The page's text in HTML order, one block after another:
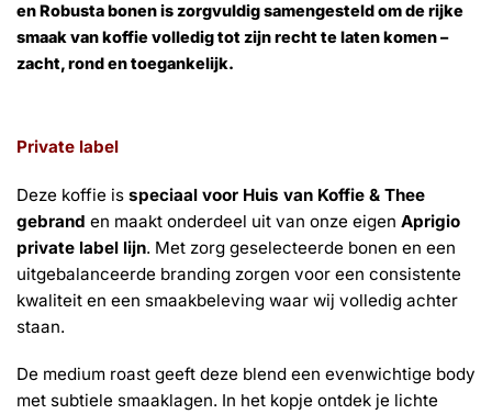
en Robusta bonen is zorgvuldig samengesteld om de rijke
smaak van koffie volledig tot zijn recht te laten komen –
zacht, rond en toegankelijk.
Private label
Deze koffie is speciaal voor Huis van Koffie & Thee
gebrand en maakt onderdeel uit van onze eigen Aprigio
private label lijn. Met zorg geselecteerde bonen en een
uitgebalanceerde branding zorgen voor een consistente
kwaliteit en een smaakbeleving waar wij volledig achter
staan.
De medium roast geeft deze blend een evenwichtige body
met subtiele smaaklagen. In het kopje ontdek je lichte